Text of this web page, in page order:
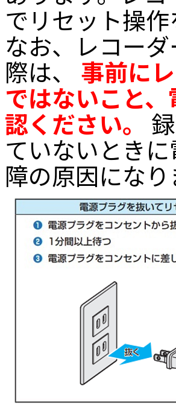
でリセット操
なお、レコー
際は、 事前に
ではないこと
認ください。
ていないとき
障の原因になり